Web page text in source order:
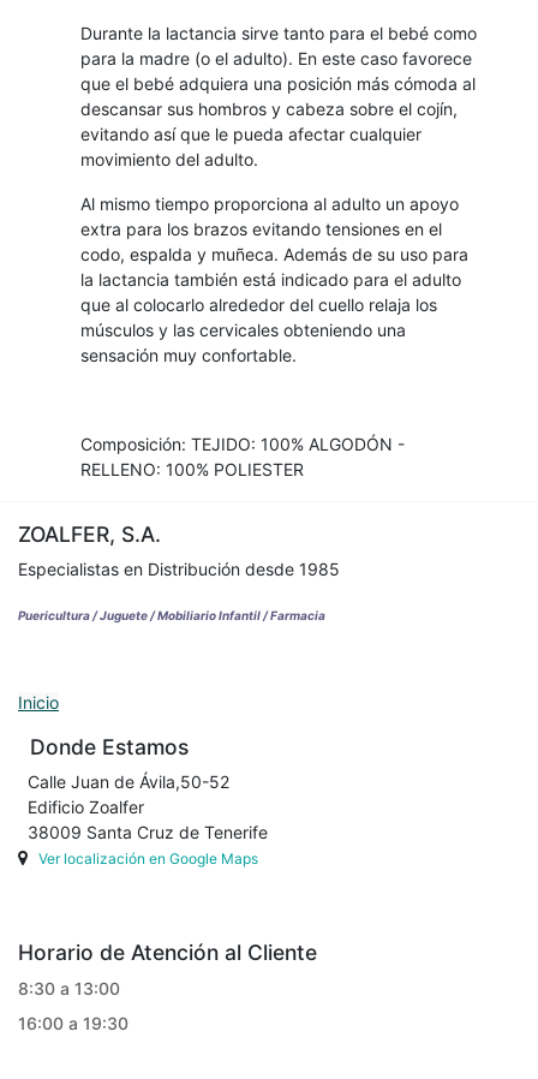
Durante la lactancia sirve tanto para el bebé como
para la madre (o el adulto). En este caso favorece
que el bebé adquiera una posición más cómoda al
descansar sus hombros y cabeza sobre el cojín,
evitando así que le pueda afectar cualquier
movimiento del adulto.
Al mismo tiempo proporciona al adulto un apoyo
extra para los brazos evitando tensiones en el
codo, espalda y muñeca. Además de su uso para
la lactancia también está indicado para el adulto
que al colocarlo alrededor del cuello relaja los
músculos y las cervicales obteniendo una
sensación muy confortable.
Composición: TEJIDO: 100% ALGODÓN -
RELLENO: 100% POLIESTER
ZOALFER, S.A.
Especialistas en Distribución desde 1985
Puericultura / Juguete / Mobiliario Infantil / Farmacia
Inicio
Donde Estamos
Calle Juan de Ávila,50-52
Edificio Zoalfer
38009 Santa Cruz de Tenerife
Ver localización en Google Maps
Horario de Atención al Cliente
8:30 a 13:00
16:00 a 19:30